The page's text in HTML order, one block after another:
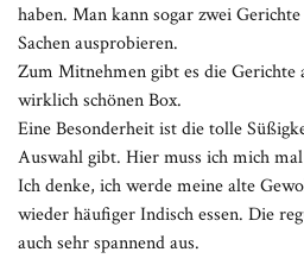
haben. Man kann sogar zwei
Sachen ausprobieren.
Zum Mitnehmen gibt es die Gerichte
wirklich schönen Box.
Eine Besonderheit ist die tolle
Auswahl gibt. Hier muss ich mich
Ich denke, ich werde meine alte
wieder häufiger Indisch essen. Die
auch sehr spannend aus.